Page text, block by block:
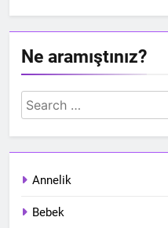
Ne aramıştınız?
Search
for:
Annelik
Bebek